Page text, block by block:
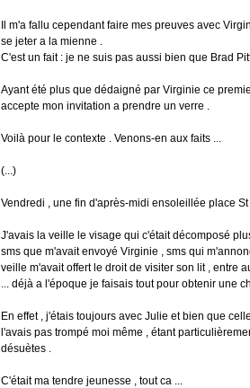
Il m'a fallu cependant faire mes preuves avec
se jeter a la mienne .
C'est un fait : je ne suis pas aussi bien que Brad
Ayant été plus que dédaigné par Virginie ce
accepte mon invitation a prendre un verre .
Voilà pour le contexte . Venons-en aux faits ...
(...)
Vendredi , une fin d'après-midi ensoleillée place
J'avais la veille le visage qui c'était décomposé
sms que m'avait envoyé Virginie , sms qui
veille m'avait offert le droit de visiter son lit , entre
... déjà a l'époque je faisais tout pour obtenir une
En effet , j'étais toujours avec Julie et bien que
l'avais pas trompé moi même , étant
désuètes .
C'était ma tendre jeunesse , tout ca ...